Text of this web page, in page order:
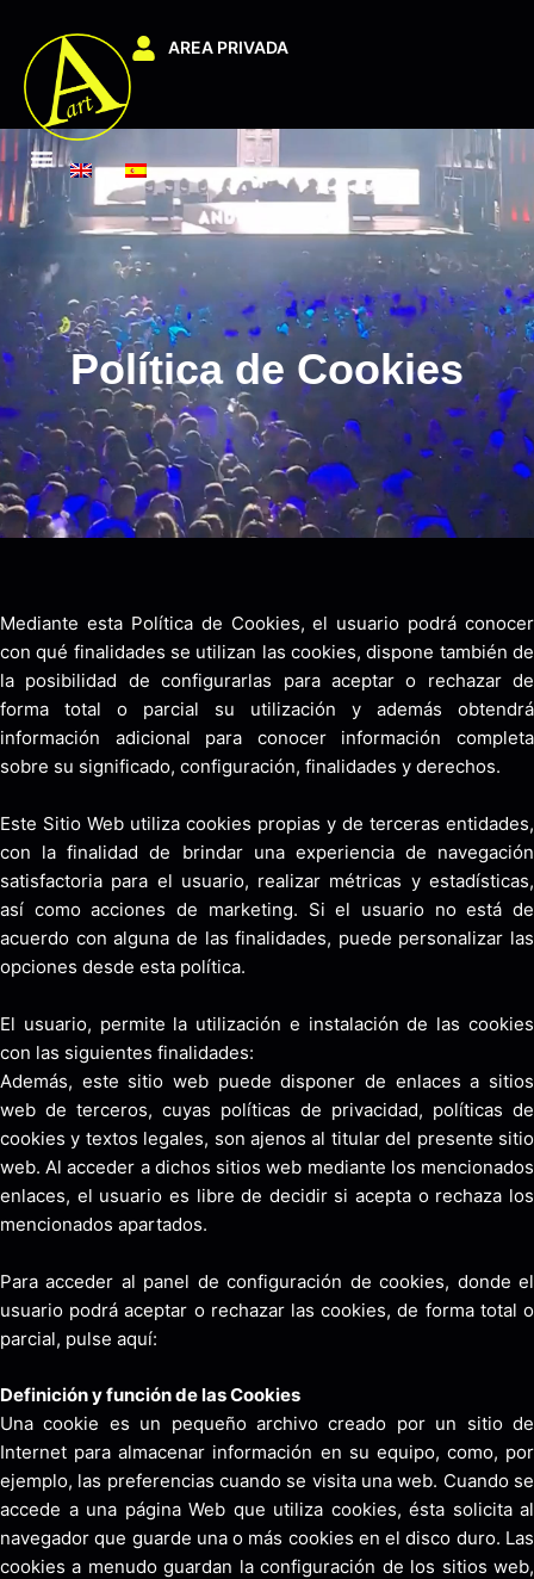
AREA PRIVADA
Política de Cookies
Mediante esta Política de Cookies, el usuario podrá conocer
con qué finalidades se utilizan las cookies, dispone también de
la posibilidad de configurarlas para aceptar o rechazar de
forma total o parcial su utilización y además obtendrá
información adicional para conocer información completa
sobre su significado, configuración, finalidades y derechos.
Este Sitio Web utiliza cookies propias y de terceras entidades,
con la finalidad de brindar una experiencia de navegación
satisfactoria para el usuario, realizar métricas y estadísticas,
así como acciones de marketing. Si el usuario no está de
acuerdo con alguna de las finalidades, puede personalizar las
opciones desde esta política.
El usuario, permite la utilización e instalación de las cookies
con las siguientes finalidades:
Además, este sitio web puede disponer de enlaces a sitios
web de terceros, cuyas políticas de privacidad, políticas de
cookies y textos legales, son ajenos al titular del presente sitio
web. Al acceder a dichos sitios web mediante los mencionados
enlaces, el usuario es libre de decidir si acepta o rechaza los
mencionados apartados.
Para acceder al panel de configuración de cookies, donde el
usuario podrá aceptar o rechazar las cookies, de forma total o
parcial, pulse aquí:
Definición y función de las Cookies
Una cookie es un pequeño archivo creado por un sitio de
Internet para almacenar información en su equipo, como, por
ejemplo, las preferencias cuando se visita una web. Cuando se
accede a una página Web que utiliza cookies, ésta solicita al
navegador que guarde una o más cookies en el disco duro. Las
cookies a menudo guardan la configuración de los sitios web,